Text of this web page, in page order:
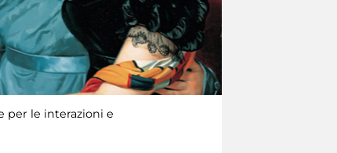
per le interazioni e